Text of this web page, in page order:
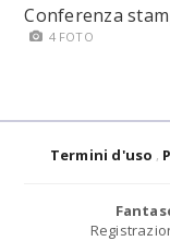
Conferenza
4 FOTO
Termini d'uso